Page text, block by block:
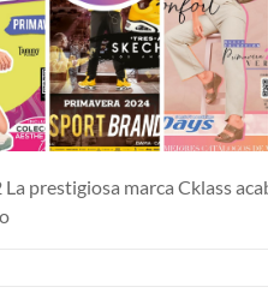
prestigiosa marca Cklass